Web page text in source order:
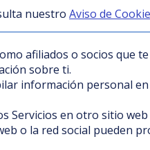
nuestro Aviso de
afiliados o socios que
sobre ti.
información personal
Servicios en otro sitio
o la red social pueden